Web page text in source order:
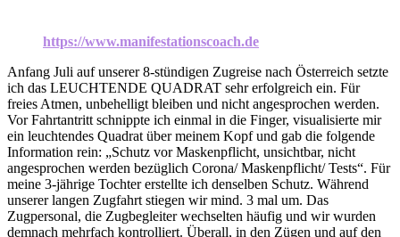
https://www.manifestationscoach.de
Anfang Juli auf unserer 8-stündigen Zugreise nach Österreich setzte
ich das LEUCHTENDE QUADRAT sehr erfolgreich ein. Für
freies Atmen, unbehelligt bleiben und nicht angesprochen werden.
Vor Fahrtantritt schnippte ich einmal in die Finger, visualisierte mir
ein leuchtendes Quadrat über meinem Kopf und gab die folgende
Information rein: „Schutz vor Maskenpflicht, unsichtbar, nicht
angesprochen werden bezüglich Corona/ Maskenpflicht/ Tests“. Für
meine 3-jährige Tochter erstellte ich denselben Schutz. Während
unserer langen Zugfahrt stiegen wir mind. 3 mal um. Das
Zugpersonal, die Zugbegleiter wechselten häufig und wir wurden
demnach mehrfach kontrolliert. Überall, in den Zügen und auf den